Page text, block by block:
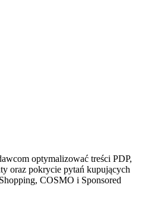
optymalizować treści PDP,
oraz pokrycie pytań kupujących
COSMO i Sponsored